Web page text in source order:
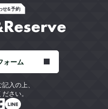
せ&予約
ォーム
入の上、
さい。